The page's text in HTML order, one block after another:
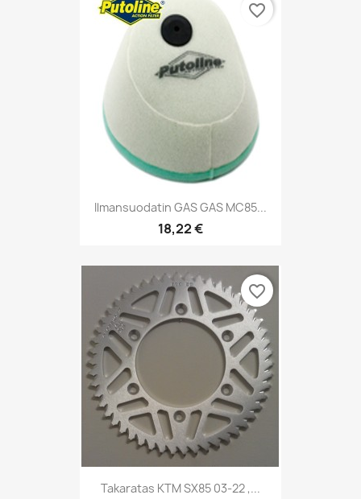
Ilmansuodatin GAS GAS MC85...
18,22 €
favorite_border
Takaratas KTM SX85 03-22 ,...
favorite_border